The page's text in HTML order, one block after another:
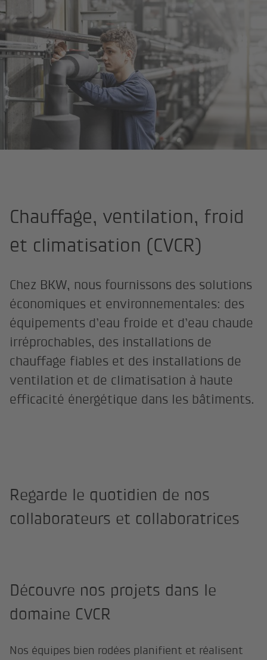
Chauffage, ventilation, froid
et climatisation (CVCR)
Chez BKW, nous fournissons des solutions
économiques et environnementales: des
équipements d’eau froide et d’eau chaude
irréprochables, des installations de
chauffage fiables et des installations de
ventilation et de climatisation à haute
efficacité énergétique dans les bâtiments.
Regarde le quotidien de nos
collaborateurs et collaboratrices
Découvre nos projets dans le
domaine CVCR
Nos équipes bien rodées planifient et réalisent